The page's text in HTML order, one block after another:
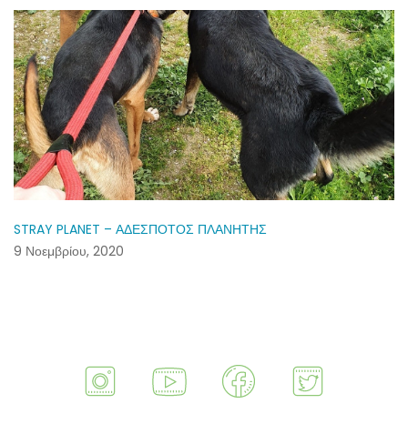
STRAY PLANET – ΑΔΕΣΠΟΤΟΣ ΠΛΑΝΗΤΗΣ
9 Νοεμβρίου, 2020